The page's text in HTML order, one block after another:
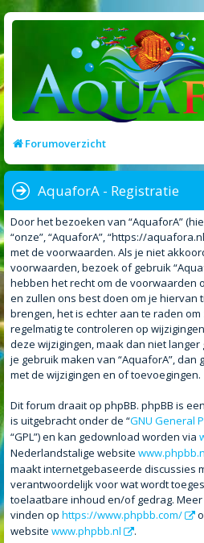
Forumoverzicht
AquaforA - Registratie
Door het bezoeken van “AquaforA”
“onze”, “AquaforA”, “https://
met de voorwaarden. Als je niet
voorwaarden, bezoek of gebruik
hebben het recht om de voorwaarden
en zullen ons best doen om je hiervan
brengen, het is echter aan te raden
regelmatig te controleren op
deze wijzigingen, maak dan niet langer
je gebruik maken van “AquaforA”, dan
met de wijzigingen en of toevoegingen.
Dit forum draait op phpBB. phpBB is
is uitgebracht onder de “GNU General
“GPL”) en kan gedownload worden via
Nederlandstalige website
maakt internetgebaseerde discussies
verantwoordelijk voor wat wordt
toelaatbare inhoud en/of gedrag.
vinden op https://www.phpbb.com/
website www.phpbb.nl .